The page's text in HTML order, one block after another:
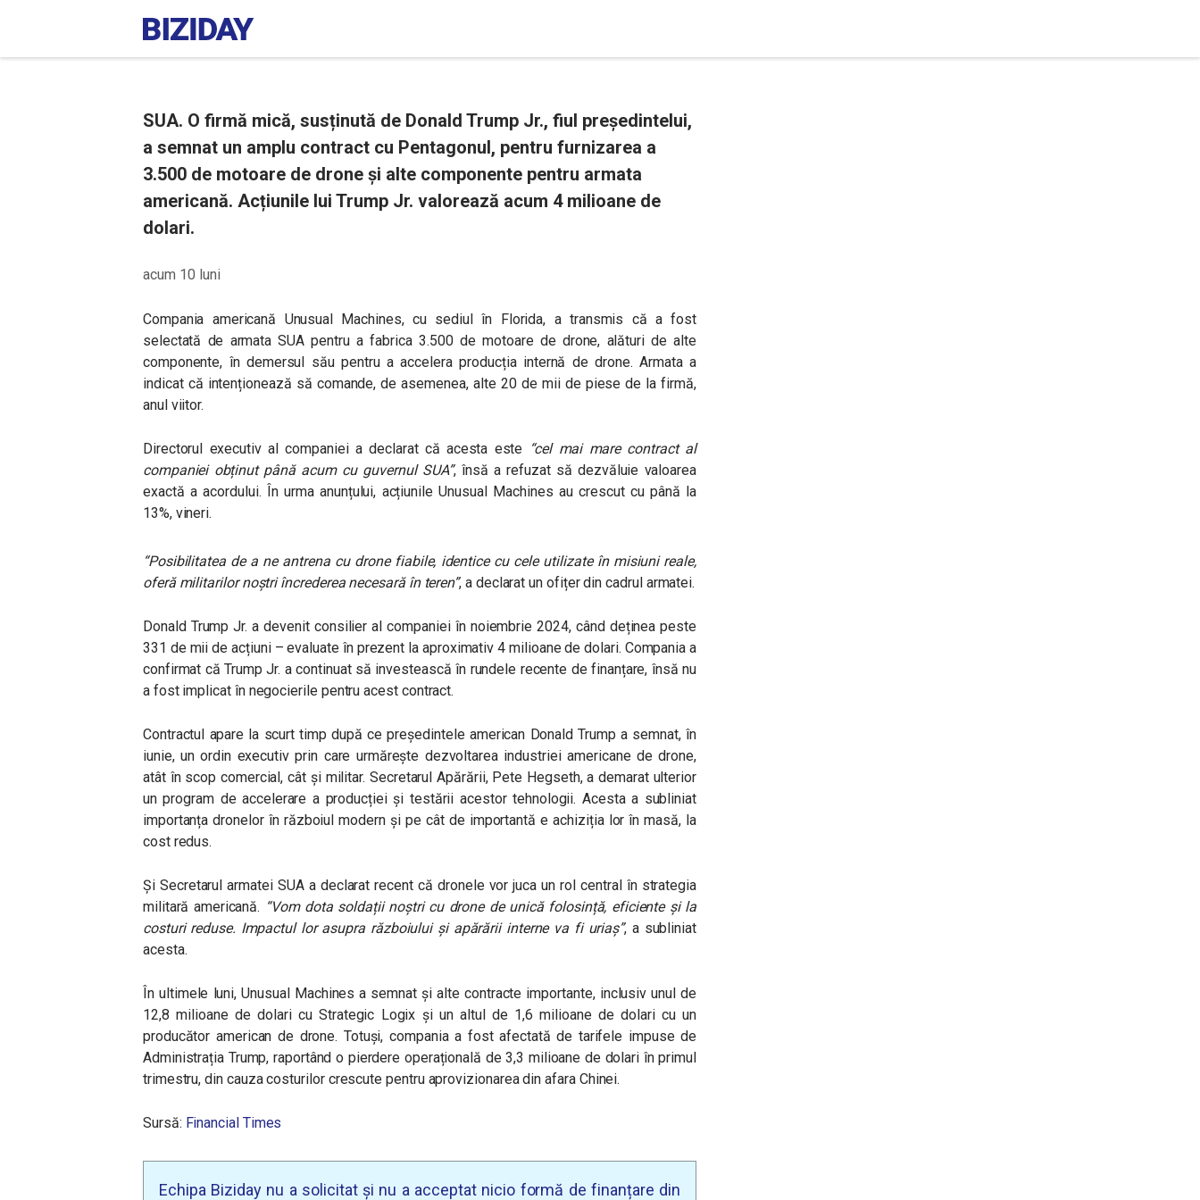
SUA. O firmă mică, susținută de Donald Trump Jr., fiul președintelui,
a semnat un amplu contract cu Pentagonul, pentru furnizarea a
3.500 de motoare de drone și alte componente pentru armata
americană. Acțiunile lui Trump Jr. valorează acum 4 milioane de
dolari.
acum 10 luni
Compania americană Unusual Machines, cu sediul în Florida, a transmis că a fost
selectată de armata SUA pentru a fabrica 3.500 de motoare de drone, alături de alte
componente, în demersul său pentru a accelera producția internă de drone. Armata a
indicat că intenționează să comande, de asemenea, alte 20 de mii de piese de la firmă,
anul viitor.
Directorul executiv al companiei a declarat că acesta este “cel mai mare contract al
companiei obținut până acum cu guvernul SUA”, însă a refuzat să dezvăluie valoarea
exactă a acordului. În urma anunțului, acțiunile Unusual Machines au crescut cu până la
13%, vineri.
“Posibilitatea de a ne antrena cu drone fiabile, identice cu cele utilizate în misiuni reale,
oferă militarilor noștri încrederea necesară în teren”, a declarat un ofițer din cadrul armatei.
Donald Trump Jr. a devenit consilier al companiei în noiembrie 2024, când deținea peste
331 de mii de acțiuni – evaluate în prezent la aproximativ 4 milioane de dolari. Compania a
confirmat că Trump Jr. a continuat să investească în rundele recente de finanțare, însă nu
a fost implicat în negocierile pentru acest contract.
Contractul apare la scurt timp după ce președintele american Donald Trump a semnat, în
iunie, un ordin executiv prin care urmărește dezvoltarea industriei americane de drone,
atât în scop comercial, cât și militar. Secretarul Apărării, Pete Hegseth, a demarat ulterior
un program de accelerare a producției și testării acestor tehnologii. Acesta a subliniat
importanța dronelor în războiul modern și pe cât de importantă e achiziția lor în masă, la
cost redus.
Și Secretarul armatei SUA a declarat recent că dronele vor juca un rol central în strategia
militară americană. “Vom dota soldații noștri cu drone de unică folosință, eficiente și la
costuri reduse. Impactul lor asupra războiului și apărării interne va fi uriaș”, a subliniat
acesta.
În ultimele luni, Unusual Machines a semnat și alte contracte importante, inclusiv unul de
12,8 milioane de dolari cu Strategic Logix și un altul de 1,6 milioane de dolari cu un
producător american de drone. Totuși, compania a fost afectată de tarifele impuse de
Administrația Trump, raportând o pierdere operațională de 3,3 milioane de dolari în primul
trimestru, din cauza costurilor crescute pentru aprovizionarea din afara Chinei.
Sursă: Financial Times
Echipa Biziday nu a solicitat și nu a acceptat nicio formă de finanțare din